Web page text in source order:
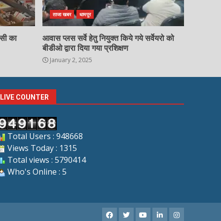
का
ताजा खबर धामपुर
आवास प्लस सर्वे हेतु नियुक्त किये गये सर्वेयरो को
बीडीओ द्वारा दिया गया प्रशिक्षण
January 2, 2025
LIVE COUNTER
Total Users : 948668
Views Today : 1315
Total views : 5790414
Who's Online : 5
Facebook
X YoutubeLinkedInInstagram